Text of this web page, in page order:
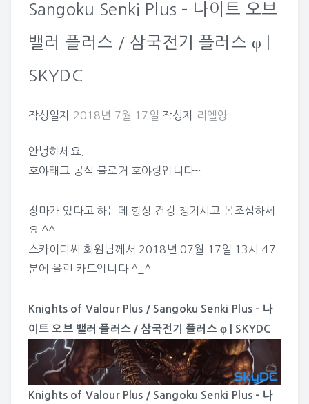
Sangoku Senki Plus – 나이트 오브
밸러 플러스 / 삼국전기 플러스 φ |
SKYDC
작성일자 2018년 7월 17일 작성자 라엘양
안녕하세요.
호야태그 공식 블로거 호야랑입니다~
장마가 있다고 하는데 항상 건강 챙기시고 몸조심하세
요 ^^
스카이디씨
회원님께서 2018년 07월 17일 13시 47
분에 올린 카드입니다 ^_^
Knights of Valour Plus / Sangoku Senki Plus – 나
이트 오브 밸러 플러스 / 삼국전기 플러스 φ | SKYDC
Knights of Valour Plus / Sangoku Senki Plus – 나